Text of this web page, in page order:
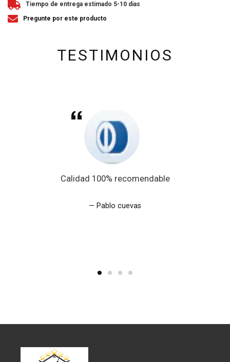
Tiempo de entrega estimado 5-10 dias
Pregunte por este producto
TESTIMONIOS
Calidad 100% recomendable
Pablo cuevas